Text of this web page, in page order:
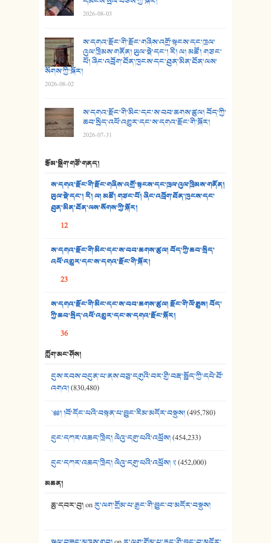
26. ཨ་མའི་ཐང་ཁུག
27. ལྕེ་བདེ་ཞོལ་གྱི་པང་གདན།
28. སྟོད་གཞས། - ཕན་ཐོག
30. སི་ལིང་འབྲི་མོ། - ཕན་ཐོག
31. ཕ་ཡུལ་ཡར་ཀླུང་།
32. ཨ་མ།
33. འཛོམས་པའི་ལམ།
34. ཉི་མ་སེམས་ལ་ཞོག་དང་། - ཟླ་སྒྲོན།
36. ཟླ་གཞོན་སྙན་དབྱངས། - ཟླ་སྒྲོན།
38. ཡབ་ཡུམ། - ཟླ་སྒྲོན།
2026-08-03
ས་དགའ་རྫོང་གི་རྫོང་གཞིས་འགྲོ་སྟངས་དང་ཁྲལ་
འུལ་ཁྲིམས་གནོན། ཡུལ་སྡེ་དང་། རི། ལ། མཚོ། གཙང་
པོ། ཞིང་འབྲོག་ཐོན་ཁུངས་དང་ཐུན་མིན་ཐོན་ལས་
སོགས་ཀྱི་སྐོར།
2026-08-02
ས་དགའ་རྫོང་གི་མིང་དང་ས་བབ་ཆགས་ཚུལ། བོད་ཀྱི་
ཆབ་སྲིད་འཕོ་འགྱུར་དང་ས་དགའ་རྫོང་གི་སྐོར།
2026-07-31
རྩོམ་སྒྲིག་གཙོ་གནད།
ས་དགའ་རྫོང་གི་རྫོང་གཞིས་འགྲོ་སྟངས་དང་ཁྲལ་འུལ་ཁྲིམས་གནོན།
ཡུལ་སྡེ་དང་། རི། ལ། མཚོ། གཙང་པོ། ཞིང་འབྲོག་ཐོན་ཁུངས་དང་
ཐུན་མིན་ཐོན་ལས་སོགས་ཀྱི་སྐོར།
12
ས་དགའ་རྫོང་གི་མིང་དང་ས་བབ་ཆགས་ཚུལ། བོད་ཀྱི་ཆབ་སྲིད་
འཕོ་འགྱུར་དང་ས་དགའ་རྫོང་གི་སྐོར།
23
ས་དགའ་རྫོང་གི་མིང་དང་ས་བབ་ཆགས་ཚུལ། རྫོང་གི་ལོ་རྒྱུས། བོད་
ཀྱི་ཆབ་སྲིད་འཕོ་འགྱུར་དང་ས་དགའ་རྫོང་སྐོར།
36
ཀློག་མང་ཤོས།
དུས་རབས་བདུན་པ་ནས་བཅུ་དགུའི་བར་གྱི་བརྡ་སྤྲོད་ཀྱི་དཔེ་ཐོ་
འགའ།(830,480)
༄༅། །བོ་དོང་པའི་བསྟན་པ་བྱུང་རིམ་མདོར་བསྡུས།(495,780)
དུང་དཀར་འཆད་ཁྲིད། ལེའུ་དགུ་པའི་འཕྲོས།(454,233)
དུང་དཀར་འཆད་ཁྲིད། ལེའུ་དགུ་པའི་འཕྲོས། ༢(452,000)
མཆན།
ཆུ་དབར་བུ།onརུ་ལག་གྲོམ་པ་རྒྱང་གི་བྱུང་བ་མདོར་བསྡུས།